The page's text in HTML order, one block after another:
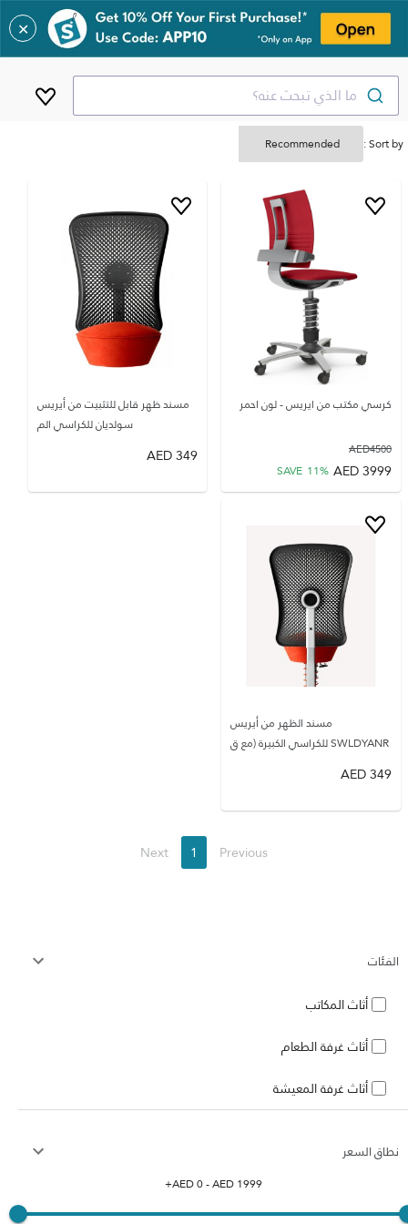
✕
ما الذي تبحث عنه؟
الفئات
أثاث المكاتب
أثاث غرفة الطعام
أثاث غرفة المعيشة
نطاق السعر
AED0- AED1999
+
Sort by :
كرسي مكتب من ايريس - لون احمر
4500
AED
3999
AED
SAVE 11%
مسند ظهر قابل للتثبيت من أيريس
سولديان للكراسي الم
349
AED
مسند الظهر من أيريس
SWLDYANR للكراسي الكبيرة (مع ق
349
AED
Previous
1
Next